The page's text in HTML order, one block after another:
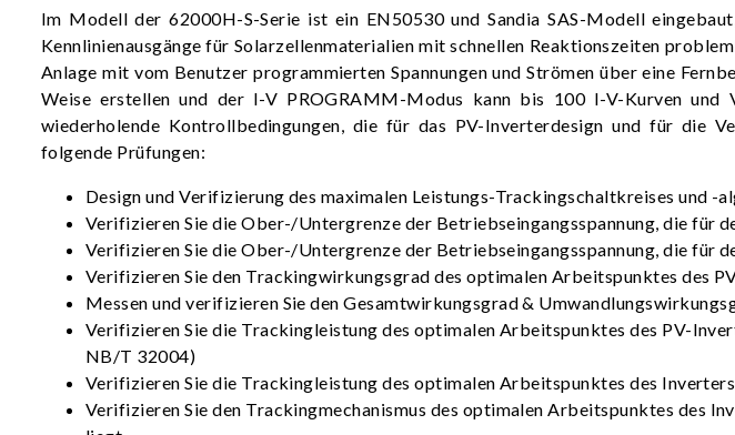
Im Modell der 62000H-S-Serie ist ein EN50530 und Sandia SAS-Modell
Kennlinienausgänge für Solarzellenmaterialien mit schnellen Reaktionszeiten
Anlage mit vom Benutzer programmierten Spannungen und Strömen über eine
Weise erstellen und der I-V PROGRAMM-Modus kann bis 100 I-V-Kurven
wiederholende Kontrollbedingungen, die für das PV-Inverterdesign und für die
folgende Prüfungen:
Design und Verifizierung des maximalen Leistungs-Trackingschaltkreises und -
Verifizieren Sie die Ober-/Untergrenze der Betriebseingangsspannung, die für
Verifizieren Sie die Ober-/Untergrenze der Betriebseingangsspannung, die für
Verifizieren Sie den Trackingwirkungsgrad des optimalen Arbeitspunktes des
Messen und verifizieren Sie den Gesamtwirkungsgrad &
Verifizieren Sie die Trackingleistung des optimalen Arbeitspunktes des PV-
NB/T 32004)
Verifizieren Sie die Trackingleistung des optimalen Arbeitspunktes des
Verifizieren Sie den Trackingmechanismus des optimalen Arbeitspunktes des